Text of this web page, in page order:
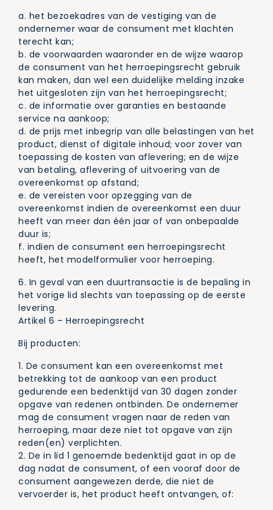
a. het bezoekadres van de vestiging van de
ondernemer waar de consument met klachten
terecht kan;
b. de voorwaarden waaronder en de wijze waarop
de consument van het herroepingsrecht gebruik
kan maken, dan wel een duidelijke melding inzake
het uitgesloten zijn van het herroepingsrecht;
c. de informatie over garanties en bestaande
service na aankoop;
d. de prijs met inbegrip van alle belastingen van het
product, dienst of digitale inhoud; voor zover van
toepassing de kosten van aflevering; en de wijze
van betaling, aflevering of uitvoering van de
overeenkomst op afstand;
e. de vereisten voor opzegging van de
overeenkomst indien de overeenkomst een duur
heeft van meer dan één jaar of van onbepaalde
duur is;
f. indien de consument een herroepingsrecht
heeft, het modelformulier voor herroeping.
6. In geval van een duurtransactie is de bepaling in
het vorige lid slechts van toepassing op de eerste
levering.
Artikel 6 – Herroepingsrecht
Bij producten:
1. De consument kan een overeenkomst met
betrekking tot de aankoop van een product
gedurende een bedenktijd van 30 dagen zonder
opgave van redenen ontbinden. De ondernemer
mag de consument vragen naar de reden van
herroeping, maar deze niet tot opgave van zijn
reden(en) verplichten.
2. De in lid 1 genoemde bedenktijd gaat in op de
dag nadat de consument, of een vooraf door de
consument aangewezen derde, die niet de
vervoerder is, het product heeft ontvangen, of: